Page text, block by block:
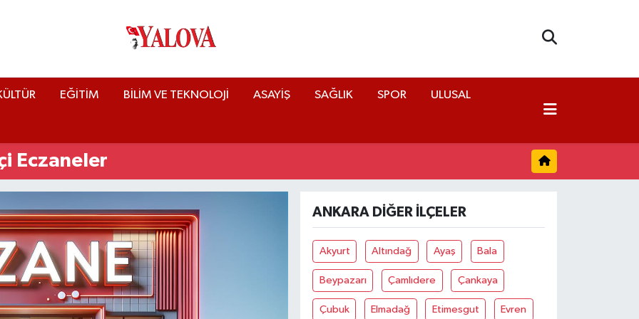
EĞİTİM BİLİM VE TEKNOLOJİ ASAYİŞ SAĞLIK SPOR ULUSAL
Eczaneler
ANKARA DIĞER İLÇELER
Akyurt Altındağ Ayaş Bala
Beypazarı Çamlıdere Çankaya
Çubuk Elmadağ Etimesgut Evren